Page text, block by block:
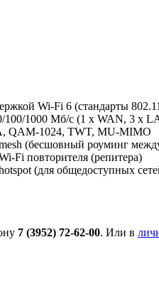
Wi-Fi 6 (стандарты
100/1000 Мб/с (1 x WAN, 3 x
QAM-1024, TWT, MU-MIMO
(бесшовный роуминг
Fi повторителя (репитера)
(для общедоступных
7 (3952) 72-62-00. Или в